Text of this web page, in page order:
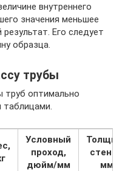
внутреннего
значения меньшее
Его следует
образца.
трубы
труб оптимально
таблицами.
Условный
проход,
дюйм/мм
стенки,
мм